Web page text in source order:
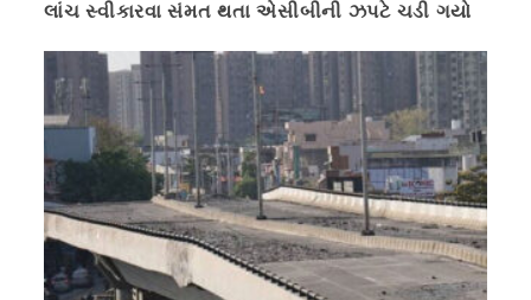
લાંચ સ્વીકારવા સંમત થતા એસીબીની ઝપટે ચડી ગયો